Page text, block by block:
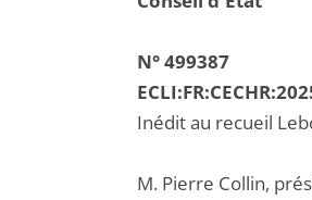
N° 499387
Inédit au recueil
M. Pierre Collin,